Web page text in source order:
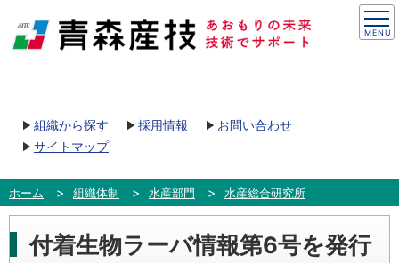
組織から探す 採用情報
お問い合わせ
サイトマップ
ホーム 組織体制 水産部門 水産総合研究所
付着生物ラーバ情報第6号を発行